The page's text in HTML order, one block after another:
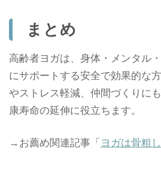
まとめ
高齢者ヨガは、身体・メンタル
にサポートする安全で効果的な
やストレス軽減、仲間づくりに
康寿命の延伸に役立ちます。
→お薦め関連記事「 ヨガは骨粗